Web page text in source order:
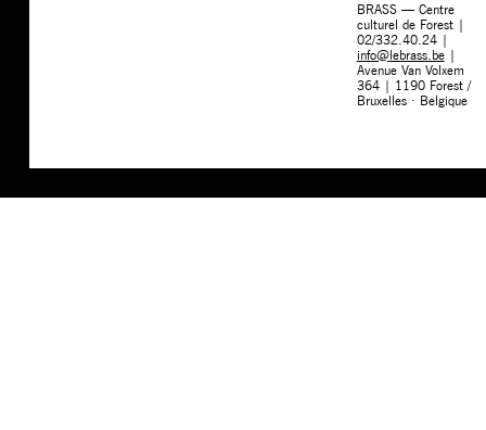
BRASS — Centre
culturel de Forest |
02/332.40.24 |
info@lebrass.be|
Avenue Van Volxem
364 | 1190 Forest /
Bruxelles · Belgique